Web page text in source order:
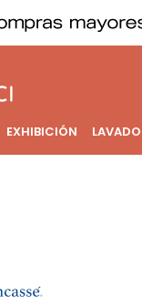
EXHIBICIÓN LAVADO